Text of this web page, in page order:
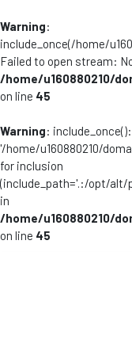
Warning:
include_once(/home/
Failed to open stream:
/home/u160880210/
on line 45
Warning:
'/home/u160880210/
for inclusion
(include_path='.:/opt/
in
/home/u160880210/
on line 45